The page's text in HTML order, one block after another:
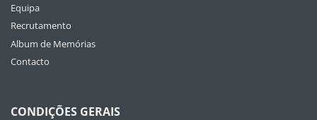
Equipa
Recrutamento
Album de Memórias
Contacto
CONDIÇÕES GERAIS